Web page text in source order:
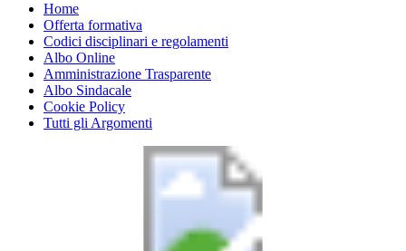
Home
Offerta formativa
Codici disciplinari e regolamenti
Albo Online
Amministrazione Trasparente
Albo Sindacale
Cookie Policy
Tutti gli Argomenti